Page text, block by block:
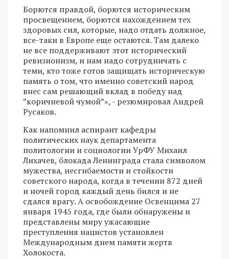
Борются правдой, борются историческим
просвещением, борются нахождением тех
здоровых сил, которые, надо отдать должное,
все-таки в Европе еще остаются. Там далеко
не все поддерживают этот исторический
ревизионизм, и нам надо сотрудничать с
теми, кто тоже готов защищать историческую
память о том, что именно советский народ
внес сам решающий вклад в победу над
”коричневой чумой”», - резюмировал Андрей
Русаков.
Как напомнил аспирант кафедры
политических наук департамента
политологии и социологии УрФУ Михаил
Лихачев, блокада Ленинграда стала символом
мужества, несгибаемости и стойкости
советского народа, когда в течении 872 дней
и ночей город каждый день бился и не
сдался врагу. А освобождение Освенцима 27
января 1945 года, где были обнаружены и
представлены миру ужасающие
преступления нацистов установлен
Международным днем памяти жертв
Холокоста.